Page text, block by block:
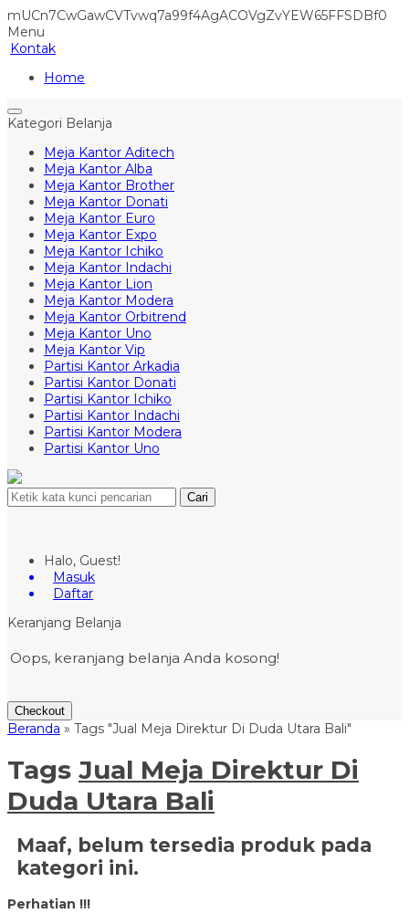
mUCn7CwGawCVTvwq7a99f4AgACOVgZvYEW65FFSDBf0
Menu
Kontak
Home
Kategori Belanja
Meja Kantor Aditech
Meja Kantor Alba
Meja Kantor Brother
Meja Kantor Donati
Meja Kantor Euro
Meja Kantor Expo
Meja Kantor Ichiko
Meja Kantor Indachi
Meja Kantor Lion
Meja Kantor Modera
Meja Kantor Orbitrend
Meja Kantor Uno
Meja Kantor Vip
Partisi Kantor Arkadia
Partisi Kantor Donati
Partisi Kantor Ichiko
Partisi Kantor Indachi
Partisi Kantor Modera
Partisi Kantor Uno
Cari
Halo, Guest!
Masuk
Daftar
Keranjang Belanja
Oops, keranjang belanja Anda kosong!
Checkout
Beranda » Tags "Jual Meja Direktur Di Duda Utara Bali"
Tags Jual Meja Direktur Di
Duda Utara Bali
Maaf, belum tersedia produk pada
kategori ini.
Perhatian !!!